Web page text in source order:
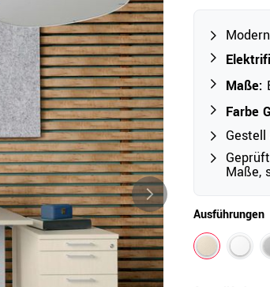
Schreibtischplatten
Anbautische & Zubehör
Outdoor
Ampelschirme
Schirmständer
Abdeckhauben & Zubehör
Maße:
Farbe
Maße,
Ausführungen